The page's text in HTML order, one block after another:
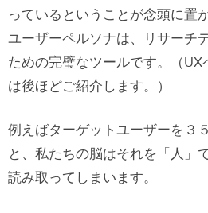
っているということが念頭に置
ユーザーペルソナは、リサーチ
ための完璧なツールです。（UX
は後ほどご紹介します。）
例えばターゲットユーザーを３
と、私たちの脳はそれを「人」
読み取ってしまいます。